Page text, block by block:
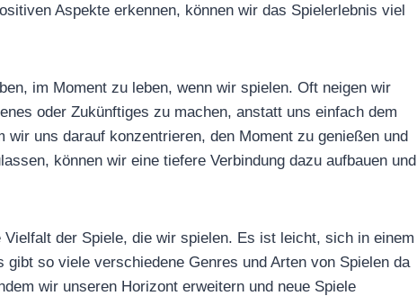
Aspekte erkennen, können wir das Spielerlebnis viel
im Moment zu leben, wenn wir spielen. Oft neigen wir
oder Zukünftiges zu machen, anstatt uns einfach dem
wir uns darauf konzentrieren, den Moment zu genießen und
können wir eine tiefere Verbindung dazu aufbauen und
der Spiele, die wir spielen. Es ist leicht, sich in einem
so viele verschiedene Genres und Arten von Spielen da
wir unseren Horizont erweitern und neue Spiele